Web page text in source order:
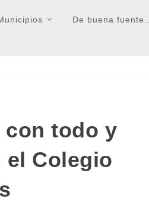
De buena fuente...
con todo y
el Colegio